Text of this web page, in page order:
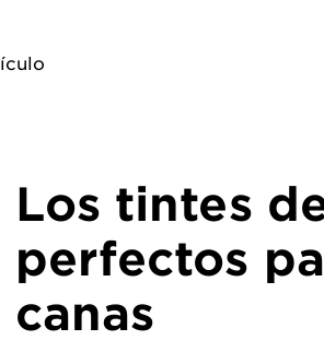
Los tintes
perfectos
canas